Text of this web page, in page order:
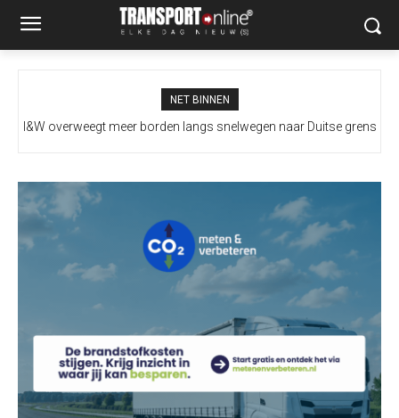
NET BINNEN
I&W overweegt meer borden langs snelwegen naar Duitse grens